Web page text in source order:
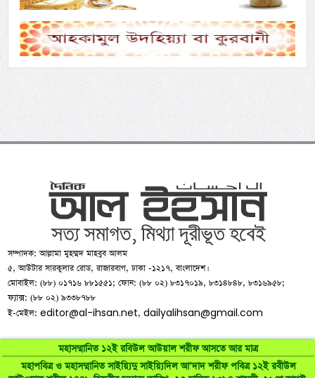
মহাসম্মানিত ১২ই রবিউল আউয়াল শরীফ আসতে আর মাত্র
মহাপবিত্র ও মহাসম্মানিত সাইয়্যিদু সাইয়্যিদিল আ’দাদ শরীফ পবিত্র ১২ই রবীউল
সম্পাদক: আল্লামা মুহম্মদ মাহবুব আলম
৫, আউটার সারকুলার রোড, রাজারবাগ, ঢাকা -১২১৭, বাংলাদেশ।
মোবাইল: (৮৮) ০১৭১৬ ৮৮১৫৫১; ফোন: (৮৮ ০২) ৮৩১৭০১৯, ৮৩১৪৮৪৮, ৮৩১৬৯৫৮;
ফ্যাক্স: (৮৮ ০২) ৯৩৩৮৭৮৮
ই-মেইল:editor@al-ihsan.net,dailyalihsan@gmail.com